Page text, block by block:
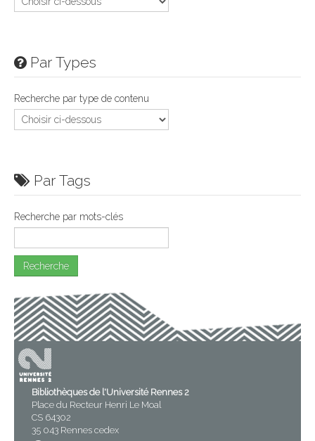
Par Types
Recherche par type de contenu
Par Tags
Recherche par mots-clés
Bibliothèques de l'Université Rennes 2
Place du Recteur Henri Le Moal
CS 64302
35 043 Rennes cedex